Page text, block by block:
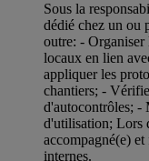
Sous la
dédié chez un ou
outre: - Organiser
locaux en lien
appliquer les
chantiers; -
d'autocontrôles; -
d'utilisation; Lors
accompagné(e)
internes.